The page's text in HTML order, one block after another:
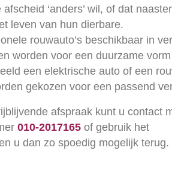
‘anders’ wil, of dat
leven van hun dierbare.
rouwauto’s beschikbaar in
worden voor een duurzame
een elektrische auto of een
gekozen voor een passend
afspraak kunt u contact
010-2017165 of gebruik het
u dan zo spoedig mogelijk terug.